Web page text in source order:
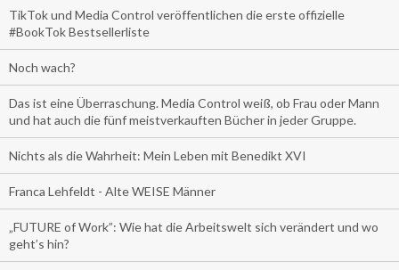
TikTok und Media Control veröffentlichen die erste offizielle
#BookTok Bestsellerliste
Noch wach?
Das ist eine Überraschung. Media Control weiß, ob Frau oder Mann
und hat auch die fünf meistverkauften Bücher in jeder Gruppe.
Nichts als die Wahrheit: Mein Leben mit Benedikt XVI
Franca Lehfeldt - Alte WEISE Männer
„FUTURE of Work”: Wie hat die Arbeitswelt sich verändert und wo
geht’s hin?